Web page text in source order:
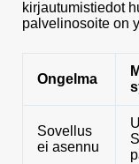
kirjautumistiedot
palvelinosoite on
Ongelma
Sovellus
ei asennu